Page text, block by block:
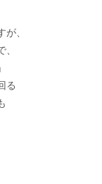
、
る